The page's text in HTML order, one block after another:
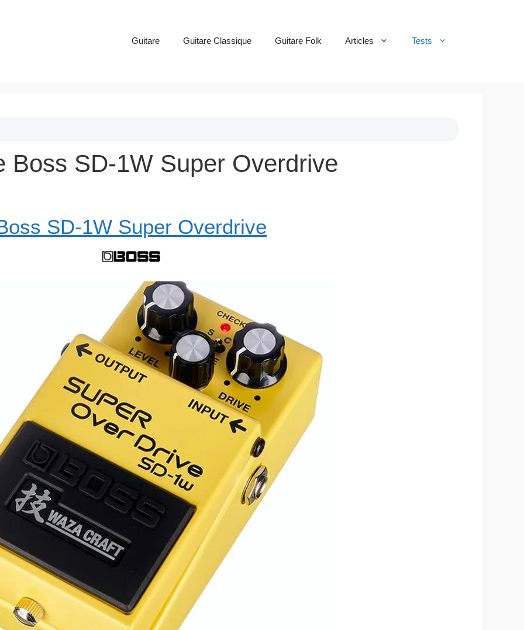
Guitare Guitare Classique Guitare Folk Articles Tests
Boss SD-1W Super Overdrive
SD-1W Super Overdrive